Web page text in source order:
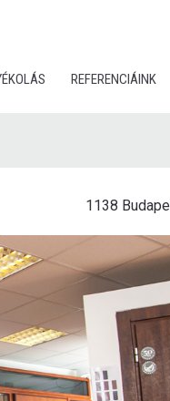
REFERENCIÁINK
1138